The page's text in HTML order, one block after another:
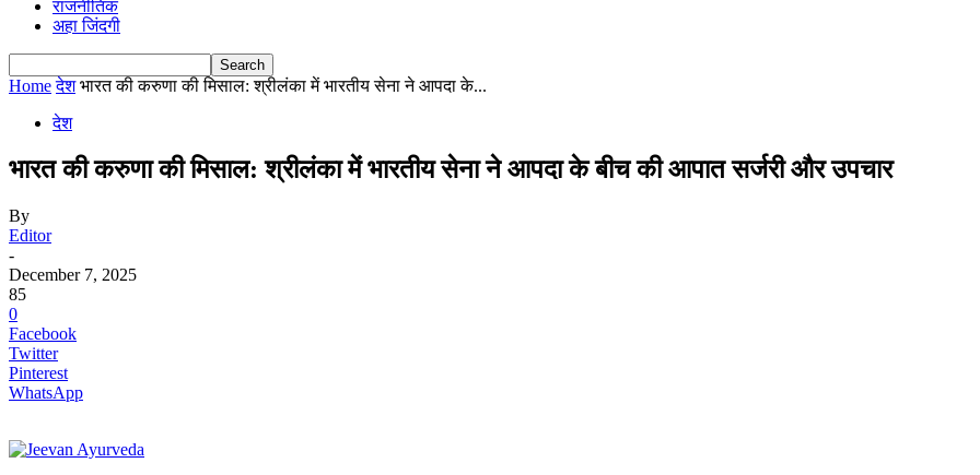
राजनीतिक
अहा जिंदगी
Home देश भारत की करुणा की मिसाल: श्रीलंका में भारतीय सेना ने आपदा के...
देश
भारत की करुणा की मिसाल: श्रीलंका में भारतीय सेना ने आपदा के बीच की आपात सर्जरी और उपचार
By
Editor
-
December 7, 2025
85
0
Facebook
Twitter
Pinterest
WhatsApp